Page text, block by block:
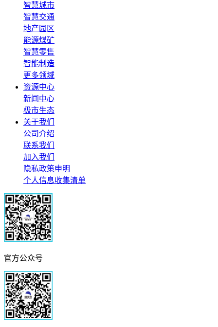
智慧城市
智慧交通
地产园区
能源煤矿
智慧零售
智能制造
更多领域
资源中心
新闻中心
极市生态
关于我们
公司介绍
联系我们
加入我们
隐私政策申明
个人信息收集清单
官方公众号